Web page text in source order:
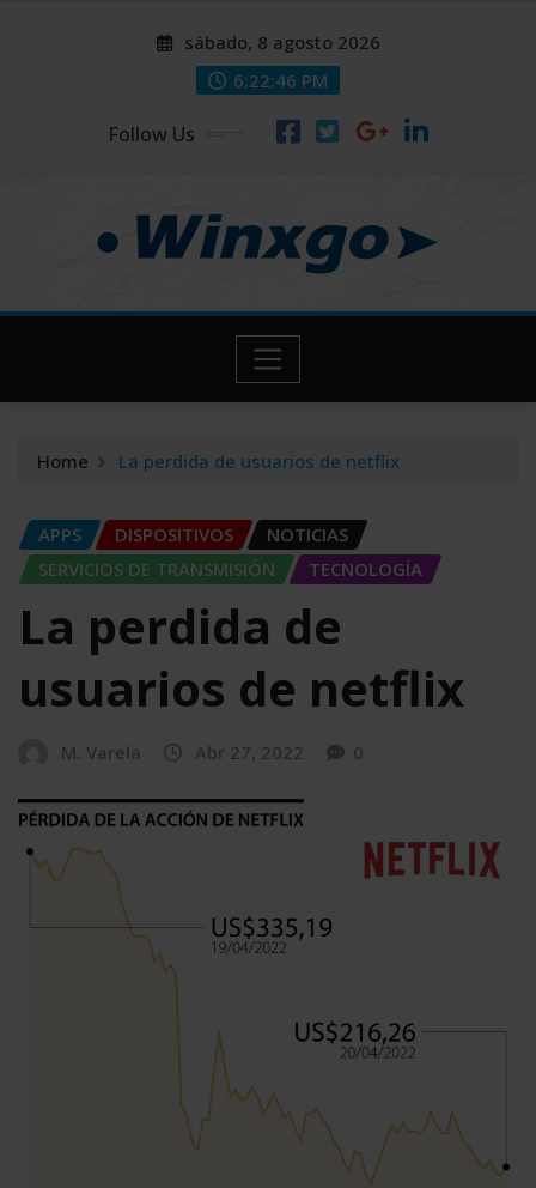
sábado, 8 agosto 2026
6:22:47 PM
Follow Us
Home La perdida de usuarios de netflix
APPS DISPOSITIVOS
NOTICIAS
SERVICIOS DE TRANSMISIÓN
TECNOLOGÍA
La perdida de
usuarios de netflix
M. Varela Abr 27, 2022 0